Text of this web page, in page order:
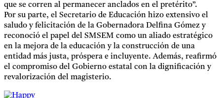
que se corren al permanecer anclados en el pretérito”.
Por su parte, el Secretario de Educación hizo extensivo el
saludo y felicitación de la Gobernadora Delfina Gómez y
reconoció el papel del SMSEM como un aliado estratégico
en la mejora de la educación y la construcción de una
entidad más justa, próspera e incluyente. Además, reafirmó
el compromiso del Gobierno estatal con la dignificación y
revalorización del magisterio.